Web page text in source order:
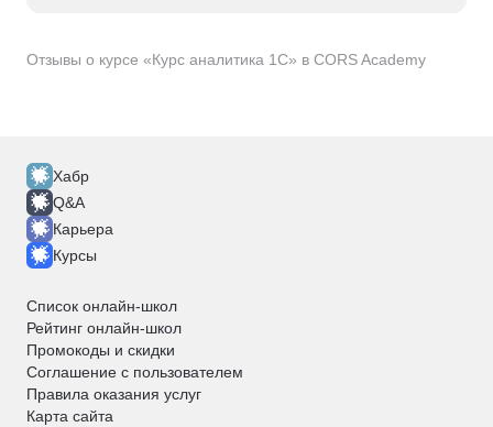
Отзывы о курсе «Курс аналитика 1C» в CORS Academy
Хабр
Q&A
Карьера
Курсы
Список онлайн-школ
Рейтинг онлайн-школ
Промокоды и скидки
Соглашение с пользователем
Правила оказания услуг
Карта сайта